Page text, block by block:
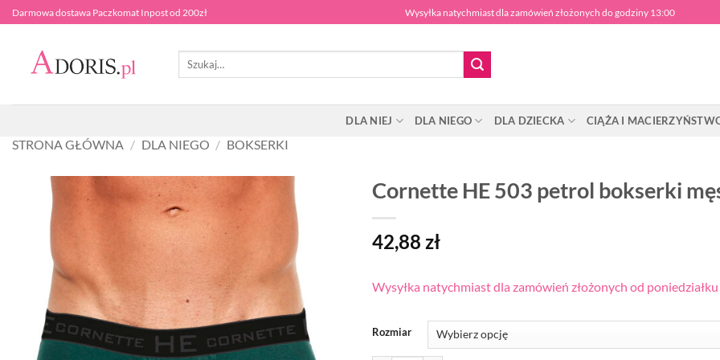
Przewiń
do
zawartości
Darmowa dostawa Paczkomat Inpost od 200zł Wysyłka natychmiast dla zamówień złożonych do godziny 13:00
Szukaj:
DLA NIEJ DLA NIEGO DLA DZIECKA CIĄŻA I
STRONA GŁÓWNA / DLA NIEGO / BOKSERKI
Cornette HE 503 petrol bokserki
42,88 zł
Wysyłka natychmiast dla zamówień złożonych od
Rozmiar